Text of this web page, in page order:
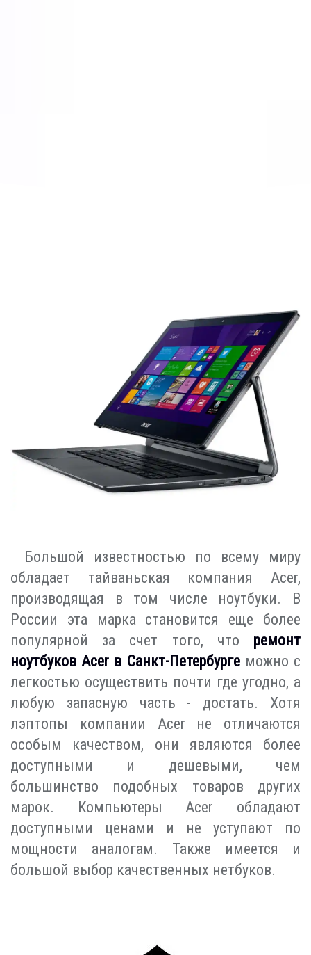
Большой известностью по всему миру
обладает тайваньская компания Acer,
производящая в том числе ноутбуки. В
России эта марка становится еще более
популярной за счет того, что ремонт
ноутбуков Acer в Санкт-Петербургеможно с
легкостью осуществить почти где угодно, а
любую запасную часть - достать. Хотя
лэптопы компании Acer не отличаются
особым качеством, они являются более
доступными и дешевыми, чем
большинство подобных товаров других
марок. Компьютеры Acer обладают
доступными ценами и не уступают по
мощности аналогам. Также имеется и
большой выбор качественных нетбуков.